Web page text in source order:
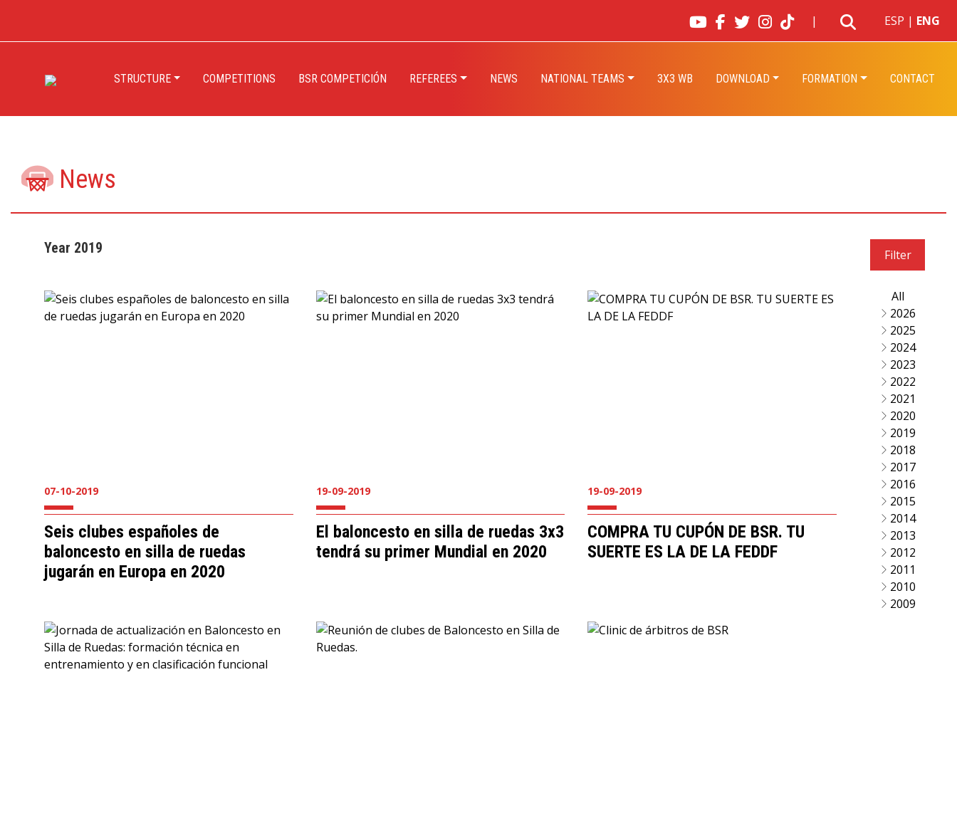
| ESP | ENG
STRUCTURE COMPETITIONS BSR COMPETICIÓN REFEREES NEWS NATIONAL TEAMS 3X3 WB DOWNLOAD FORMATION CONTACT
News
Year 2019
07-10-2019
Seis clubes españoles de
baloncesto en silla de ruedas
jugarán en Europa en 2020
19-09-2019
El baloncesto en silla de ruedas 3x3
tendrá su primer Mundial en 2020
19-09-2019
COMPRA TU CUPÓN DE BSR. TU
SUERTE ES LA DE LA FEDDF
Filter
All
2026
2025
2024
2023
2022
2021
2020
2019
2018
2017
2016
2015
2014
2013
2012
2011
2010
2009